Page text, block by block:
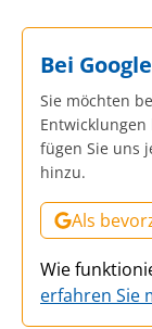
Bei
Sie möchten
Entwicklungen
fügen Sie uns
hinzu.
Als
Wie
erfahren Sie